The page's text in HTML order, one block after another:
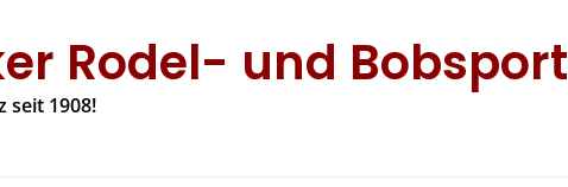
Rodel- und
seit 1908!